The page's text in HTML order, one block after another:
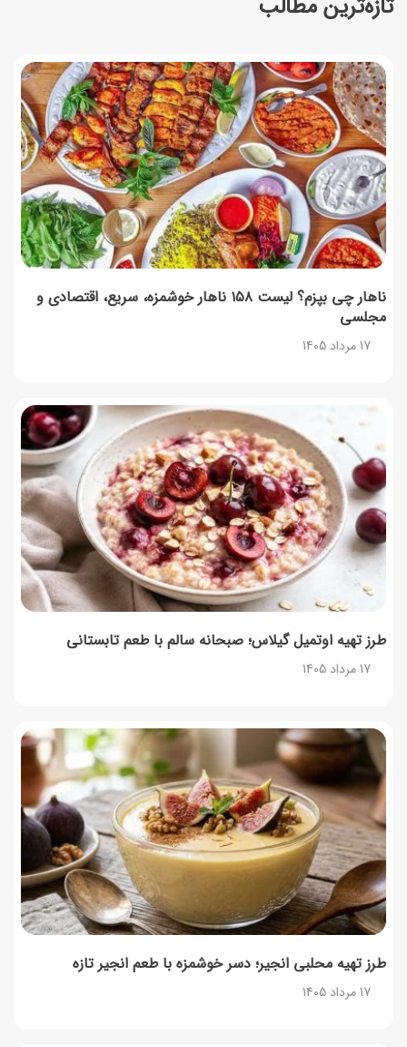
تازه‌ترین مطالب
ناهار چی بپزم؟ لیست ۱۵۸ ناهار خوشمزه، سریع، اقتصادی و
مجلسی
17 مرداد 1405
طرز تهیه اوتمیل گیلاس؛ صبحانه سالم با طعم تابستانی
17 مرداد 1405
طرز تهیه محلبی انجیر؛ دسر خوشمزه با طعم انجیر تازه
17 مرداد 1405
ساخت فیلم سینمایی «Game of Thrones» رسماً تأیید شد
آموزش گام به گام برنامه شمیم کالابرگ
17 مرداد 1405
لیست شهرهای فعال اُکالا
17 مرداد 1405
روش‌های استعلام کالابرگ (فعال بودن و موجودی)
17 مرداد 1405
نحوه دریافت رمز خرید کالابرگ برای خرید آنلاین (رمز
یکبارمصرف کالابرگ)
17 مرداد 1405
طرز تهیه مارمالاد انجیر خوشرنگ+ نکات شکرک نزدن
16 مرداد 1405